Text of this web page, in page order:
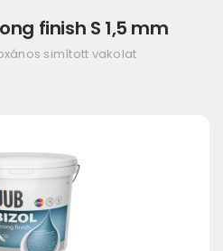
finish S 1,5 mm
simított vakolat